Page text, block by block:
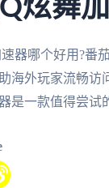
炫舞
器哪个好用?番
海外玩家流畅访
是一款值得尝试